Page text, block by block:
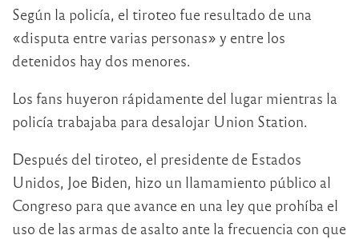
Según la policía, el tiroteo fue resultado de una
«disputa entre varias personas» y entre los
detenidos hay dos menores.
Los fans huyeron rápidamente del lugar mientras la
policía trabajaba para desalojar Union Station.
Después del tiroteo, el presidente de Estados
Unidos, Joe Biden, hizo un llamamiento público al
Congreso para que avance en una ley que prohíba el
uso de las armas de asalto ante la frecuencia con que